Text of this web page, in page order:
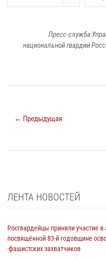
Пресс-служба
национальной гвардии
← Предыдущая
ЛЕНТА НОВОСТЕЙ
Росгвардейцы приняли участие
посвящённой 83‑й годовщине
‑фашистских захватчиков